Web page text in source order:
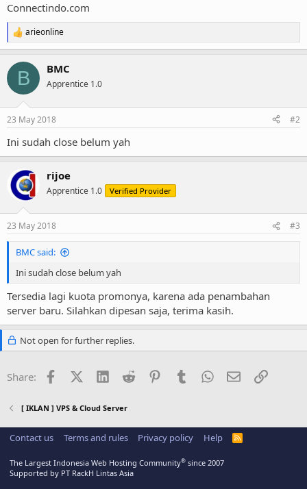
Connectindo.com
R
e
c
i
s
arieonline
B BMC
Apprentice 1.0
23 May 2018 #2
Ini sudah close belum yah
rijoe
Apprentice 1.0 Verified Provider
23 May 2018 #3
BMC said:
Ini sudah close belum yah
Tersedia lagi kuota promonya, karena ada penambahan
server baru. Silahkan dipesan saja, terima kasih.
Not open for further replies.
Share: FacebookX (Twitter)
LinkedInReddit PinterestTumblrWhatsApp
EmailLink
[ IKLAN ] VPS & Cloud Server
Contact us Terms and rules Privacy policy Help
R
The Largest Indonesia Web Hosting Community® since 2007
Supported by PT RackH Lintas Asia